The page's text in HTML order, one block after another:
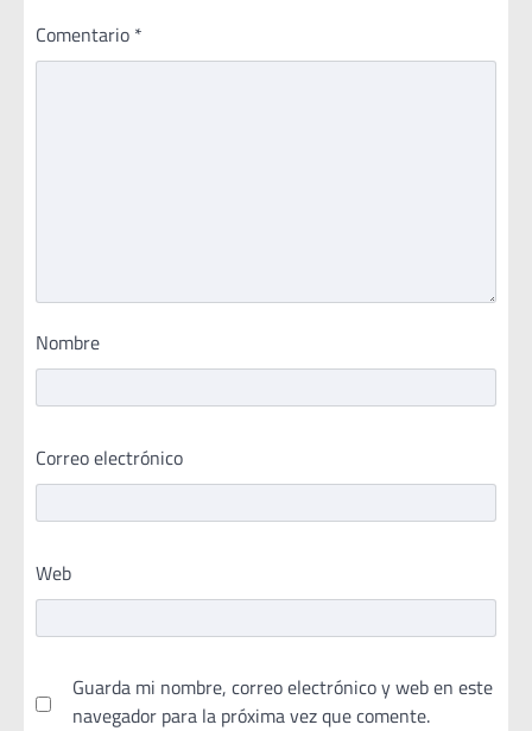
Comentario *
Nombre
Correo electrónico
Web
Guarda mi nombre, correo electrónico y web en este
navegador para la próxima vez que comente.